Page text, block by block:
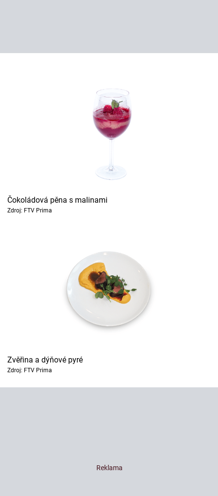
Čokoládová pěna s malinami
Zdroj: FTV Prima
Zvěřina a dýňové pyré
Zdroj: FTV Prima